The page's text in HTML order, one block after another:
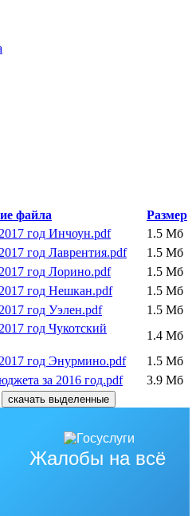
файла
Размер
год Инчоун.pdf
1.5 Мб
год Лаврентия.pdf
1.5 Мб
год Лорино.pdf
1.5 Мб
год Нешкан.pdf
1.5 Мб
год Уэлен.pdf
1.5 Мб
год Чукотский
1.4 Мб
год Энурмино.pdf
1.5 Мб
за 2016 год.pdf
3.9 Мб
скачать выделенные
Жалобы на всё